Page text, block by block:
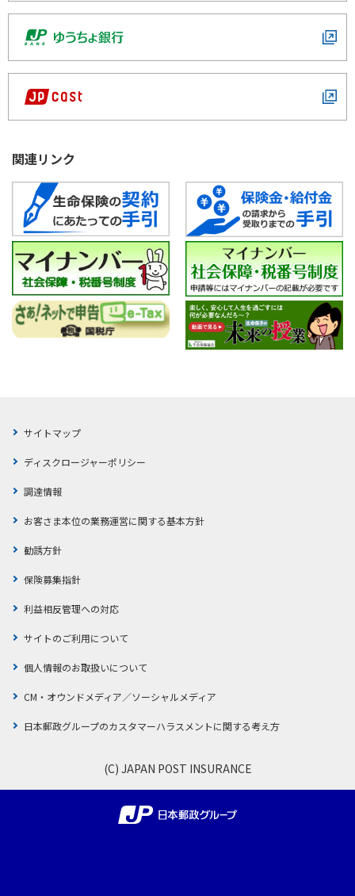
2026年07月13日
令和8年7月滋賀県甲賀市の土砂崩れに対する非常取扱い
の実施について
金や保険等」はございません。
ン向けアプリにご注意ください。
「JAPAN POSTジャパン」や「日本郵政」等を名乗
い。
日本郵政グループ各社の株式取引に関する投資勧誘に
ご注意ください。
FATCAに関するお客さまへのお願い
非居住者に係る金融口座情報の自動的交換のため
認させていただく取り組みについて
関連リンク
サイトマップ
ディスクロージャーポリシー
調達情報
お客さま本位の業務運営に関する基本方針
勧誘方針
保険募集指針
利益相反管理への対応
サイトのご利用について
個人情報のお取扱いについて
CM・オウンドメディア／ソーシャルメディア
日本郵政グループのカスタマーハラスメントに関する考え方
(C) JAPAN POST INSURANCE